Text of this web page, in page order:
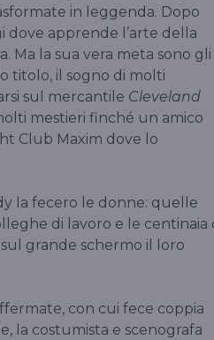
in leggenda. Dopo
dove apprende l’arte della
Ma la sua vera meta sono gli
titolo, il sogno di molti
sul mercantile Cleveland
mestieri finché un amico
Club Maxim dove lo
la fecero le donne: quelle
di lavoro e le centinaia
grande schermo il loro
con cui fece coppia
la costumista e scenografa